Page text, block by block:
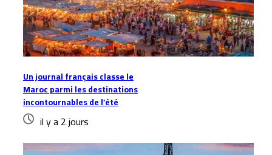
Un journal français classe le
Maroc parmi les destinations
incontournables de l’été
il y a 2 jours